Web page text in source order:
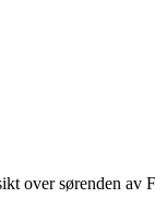
over sørenden av